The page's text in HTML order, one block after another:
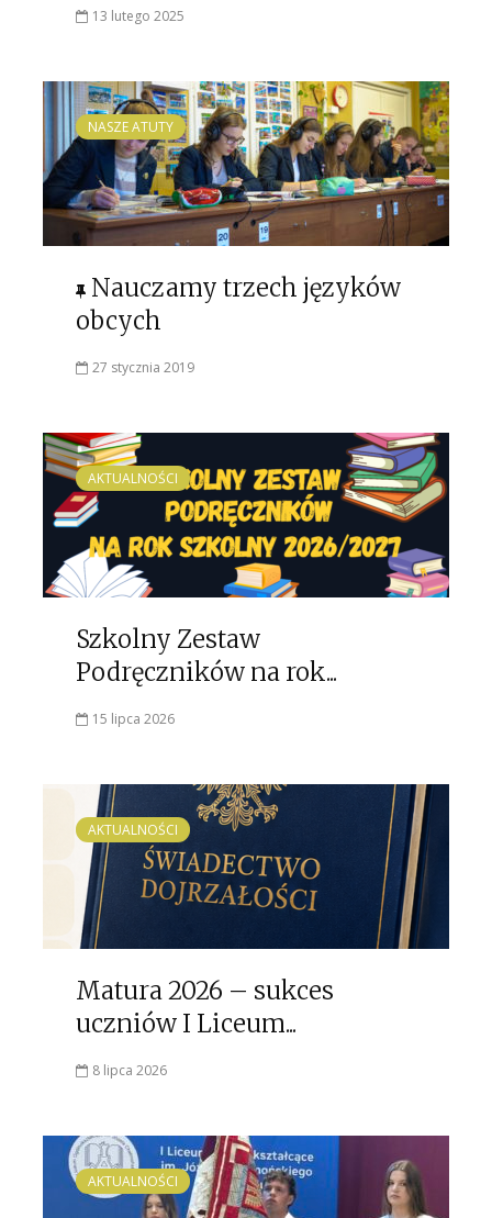
13 lutego 2025
NASZE ATUTY
Nauczamy trzech języków
obcych
27 stycznia 2019
AKTUALNOŚCI
Szkolny Zestaw
Podręczników na rok...
15 lipca 2026
AKTUALNOŚCI
Matura 2026 – sukces
uczniów I Liceum...
8 lipca 2026
AKTUALNOŚCI